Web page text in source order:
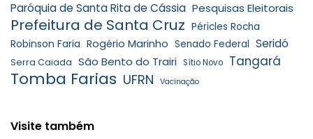
Paróquia de Santa Rita de Cássia Pesquisas Eleitorais
Prefeitura de Santa Cruz Péricles Rocha
Robinson Faria Rogério Marinho Senado Federal Seridó
Serra Caiada São Bento do Trairi Sítio Novo Tangará
Tomba Farias UFRN Vacinação
Visite também